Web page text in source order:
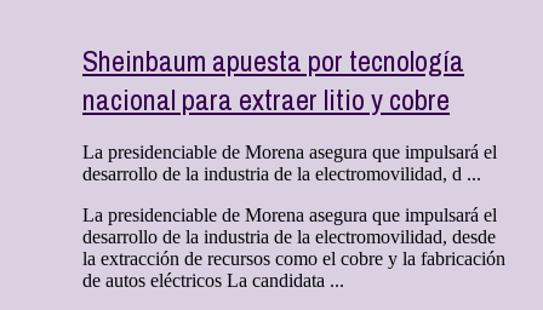
Sheinbaum apuesta por tecnología
nacional para extraer litio y cobre
La presidenciable de Morena asegura que impulsará el
desarrollo de la industria de la electromovilidad, d ...
La presidenciable de Morena asegura que impulsará el
desarrollo de la industria de la electromovilidad, desde
la extracción de recursos como el cobre y la fabricación
de autos eléctricos La candidata ...